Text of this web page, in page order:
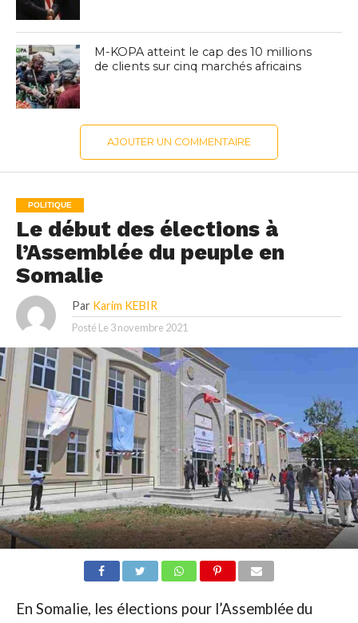
M-KOPA atteint le cap des 10 millions
de clients sur cinq marchés africains
AJOUTER UN COMMENTAIRE
POLITIQUE
Le début des élections à
l’Assemblée du peuple en
Somalie
Par Karim KEBIR
Posté Le 3 novembre 2021
En Somalie, les élections pour l’Assemblée du